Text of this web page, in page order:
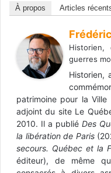
À propos Articles
Historien,
guerres
Historien,
patrimoine pour la
adjoint du site Le
2010. Il a publié Des
la libération de Paris
secours. Québec et la
éditeur), de même